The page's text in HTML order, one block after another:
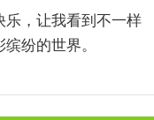
乐，让我看到不一样
纷的世界。